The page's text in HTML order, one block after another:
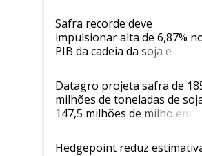
Safra recorde deve
impulsionar alta de 6,87%
PIB da cadeia da soja e
biodiesel em 2026
Datagro projeta safra de
milhões de toneladas de
147,5 milhões de milho em
2026/27
Hedgepoint reduz